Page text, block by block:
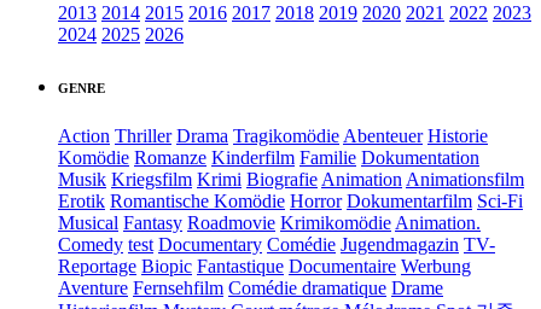
2013 2014 2015 2016 2017 2018 2019 2020 2021 2022 2023
2024 2025 2026
GENRE
Action Thriller Drama Tragikomödie Abenteuer Historie
Komödie Romanze Kinderfilm Familie Dokumentation
Musik Kriegsfilm Krimi Biografie Animation Animationsfilm
Erotik Romantische Komödie Horror Dokumentarfilm Sci-Fi
Musical Fantasy Roadmovie Krimikomödie Animation.
Comedy test Documentary Comédie Jugendmagazin TV-
Reportage Biopic Fantastique Documentaire Werbung
Aventure Fernsehfilm Comédie dramatique Drame